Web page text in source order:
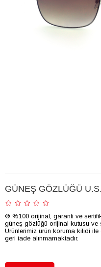
GÜNEŞ GÖZLÜĞÜ
® %100 orijinal, garanti ve
güneş gözlüğü orijinal kutusu ve
Ürünlerimiz ürün koruma kilidi ile
geri iade alınmamaktadır.